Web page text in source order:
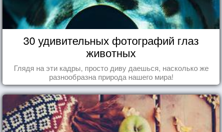
30 удивительных фотографий глаз
животных
Глядя на эти кадры, просто диву даешься, насколько же
разнообразна природа нашего мира!